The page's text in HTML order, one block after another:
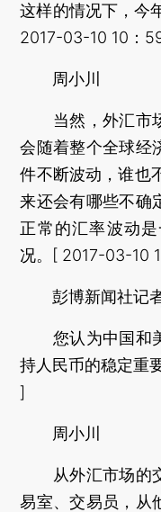
这样的情况下，今
2017-03-10 10：
周小川
当然，外汇市场
会随着整个全球经
件不断波动，谁也
来还会有哪些不确
正常的汇率波动
况。[ 2017-03-10
彭博新闻社记
您认为中国和美
持人民币的稳定重
]
周小川
从外汇市场的交
易室、交易员，从